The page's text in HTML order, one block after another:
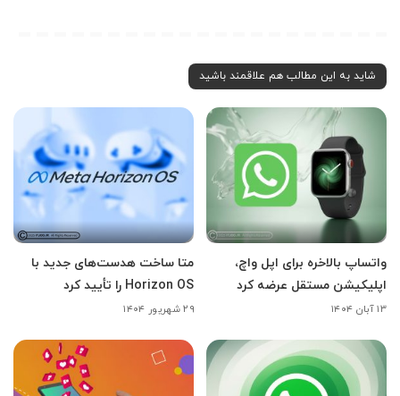
شاید به این مطالب هم علاقمند باشید
واتساپ بالاخره برای اپل واچ،
اپلیکیشن مستقل عرضه کرد
۱۳ آبان ۱۴۰۴
متا ساخت هدست‌های جدید با
Horizon OS را تأیید کرد
۲۹ شهریور ۱۴۰۴